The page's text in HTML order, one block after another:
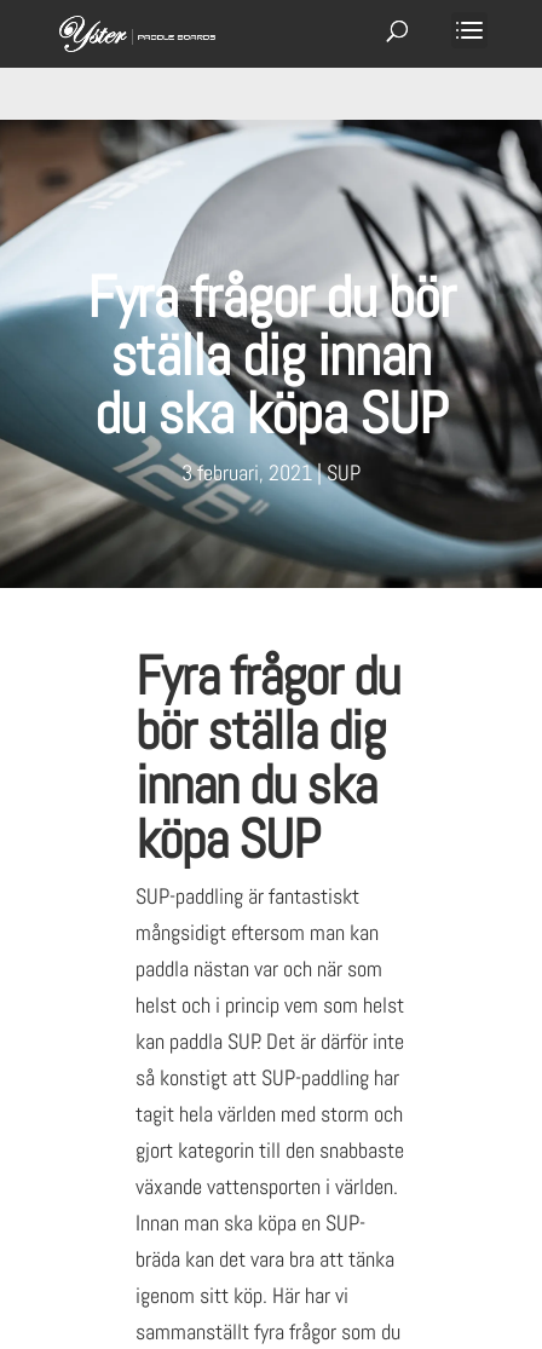
Fyra frågor du bör
ställa dig innan
du ska köpa SUP
3 februari, 2021 SUP
Fyra frågor du
bör ställa dig
innan du ska
köpa SUP
SUP-paddling är fantastiskt
mångsidigt eftersom man kan
paddla nästan var och när som
helst och i princip vem som helst
kan paddla SUP. Det är därför inte
så konstigt att SUP-paddling har
tagit hela världen med storm och
gjort kategorin till den snabbaste
växande vattensporten i världen.
Innan man ska köpa en SUP-
bräda kan det vara bra att tänka
igenom sitt köp. Här har vi
sammanställt fyra frågor som du